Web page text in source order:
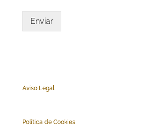
Enviar
Aviso Legal
Política de Cookies